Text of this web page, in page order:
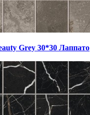
Grey 30*30 Лаппато